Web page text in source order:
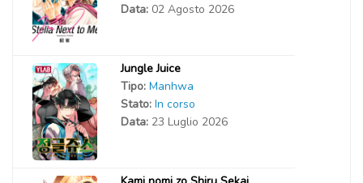
Data: 02 Agosto 2026
Jungle Juice
Tipo: Manhwa
Stato: In corso
Data: 23 Luglio 2026